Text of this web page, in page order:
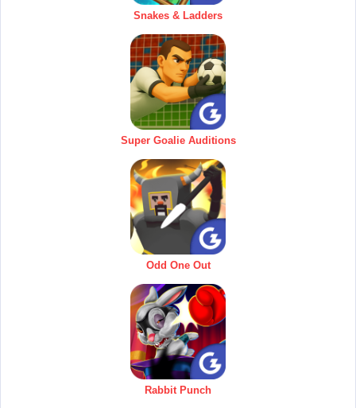
Snakes & Ladders
Super Goalie Auditions
Odd One Out
Rabbit Punch